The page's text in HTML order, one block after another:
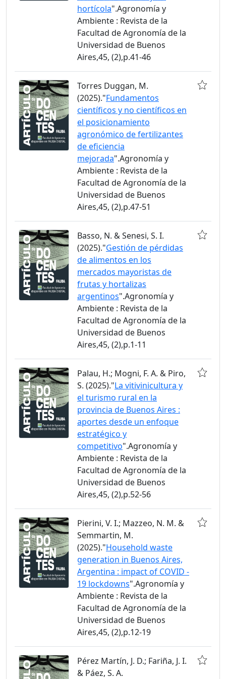
hortícola".Agronomía y
Ambiente : Revista de la
Facultad de Agronomía de la
Universidad de Buenos
Aires,45, (2),p.41-46
Torres Duggan, M.
(2025)."Fundamentos
científicos y no científicos en
el posicionamiento
agronómico de fertilizantes
de eficiencia
mejorada".Agronomía y
Ambiente : Revista de la
Facultad de Agronomía de la
Universidad de Buenos
Aires,45, (2),p.47-51
Basso, N. & Senesi, S. I.
(2025)."Gestión de pérdidas
de alimentos en los
mercados mayoristas de
frutas y hortalizas
argentinos".Agronomía y
Ambiente : Revista de la
Facultad de Agronomía de la
Universidad de Buenos
Aires,45, (2),p.1-11
Palau, H.; Mogni, F. A. & Piro,
S. (2025)."La vitivinicultura y
el turismo rural en la
provincia de Buenos Aires :
aportes desde un enfoque
estratégico y
competitivo".Agronomía y
Ambiente : Revista de la
Facultad de Agronomía de la
Universidad de Buenos
Aires,45, (2),p.52-56
Pierini, V. I.; Mazzeo, N. M. &
Semmartin, M.
(2025)."Household waste
generation in Buenos Aires,
Argentina : impact of COVID -
19 lockdowns".Agronomía y
Ambiente : Revista de la
Facultad de Agronomía de la
Universidad de Buenos
Aires,45, (2),p.12-19
Pérez Martín, J. D.; Fariña, J. I.
& Páez, S. A.